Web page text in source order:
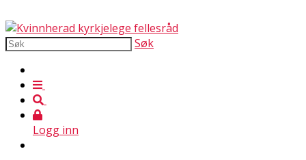
Søk
Logg inn